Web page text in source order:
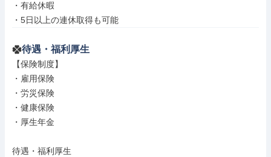
・有給休暇
・5日以上の連休取得も可能
待遇・福利厚生
【保険制度】
・雇用保険
・労災保険
・健康保険
・厚生年金
待遇・福利厚生